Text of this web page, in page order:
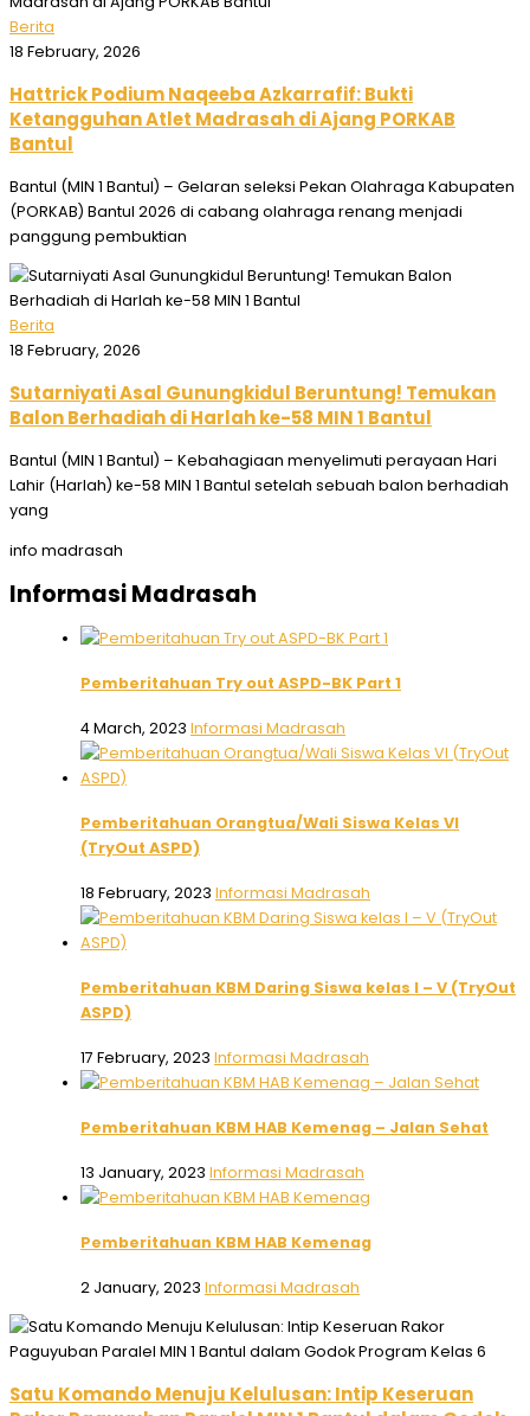
Berita
18 February, 2026
Hattrick Podium Naqeeba Azkarrafif: Bukti
Ketangguhan Atlet Madrasah di Ajang PORKAB
Bantul
Bantul (MIN 1 Bantul) – Gelaran seleksi Pekan Olahraga Kabupaten
(PORKAB) Bantul 2026 di cabang olahraga renang menjadi
panggung pembuktian
Berita
18 February, 2026
Sutarniyati Asal Gunungkidul Beruntung! Temukan
Balon Berhadiah di Harlah ke-58 MIN 1 Bantul
Bantul (MIN 1 Bantul) – Kebahagiaan menyelimuti perayaan Hari
Lahir (Harlah) ke-58 MIN 1 Bantul setelah sebuah balon berhadiah
yang
info madrasah
Informasi Madrasah
Pemberitahuan Try out ASPD-BK Part 1
4 March, 2023 Informasi Madrasah
Pemberitahuan Orangtua/Wali Siswa Kelas VI
(TryOut ASPD)
18 February, 2023 Informasi Madrasah
Pemberitahuan KBM Daring Siswa kelas I – V (TryOut
ASPD)
17 February, 2023 Informasi Madrasah
Pemberitahuan KBM HAB Kemenag – Jalan Sehat
13 January, 2023 Informasi Madrasah
Pemberitahuan KBM HAB Kemenag
2 January, 2023 Informasi Madrasah
Satu Komando Menuju Kelulusan: Intip Keseruan